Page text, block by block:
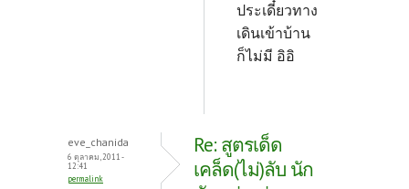
ประเดี๋ยวทาง
เดินเข้าบ้าน
ก็ไม่มี อิอิ
eve_chanida
6 ตุลาคม, 2011 -
12:41
permalink
Re: สูตรเด็ด
เคล็ด(ไม่)ลับ นัก